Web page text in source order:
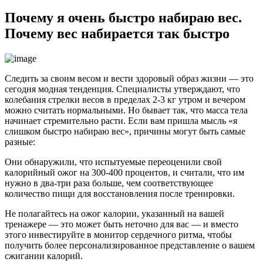
Почему я очень быстро набираю вес.
Почему вес набирается так быстро
Следить за своим весом и вести здоровый образ жизни — это
сегодня модная тенденция. Специалисты утверждают, что
колебания стрелки весов в пределах 2-3 кг утром и вечером
можно считать нормальными. Но бывает так, что масса тела
начинает стремительно расти. Если вам пришла мысль «я
слишком быстро набираю вес», причины могут быть самые
разные:
Они обнаружили, что испытуемые переоценили свой
калорийный ожог на 300-400 процентов, и считали, что им
нужно в два-три раза больше, чем соответствующее
количество пищи для восстановления после тренировки.
Не полагайтесь на ожог калории, указанный на вашей
тренажере — это может быть неточно для вас — и вместо
этого инвестируйте в монитор сердечного ритма, чтобы
получить более персонализированное представление о вашем
сжигании калорий.